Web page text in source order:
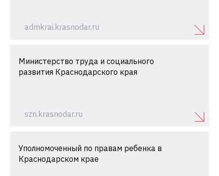
admkrai.krasnodar.ru
Министерство труда и социального
развития Краснодарского края
szn.krasnodar.ru
Уполномоченный по правам ребенка в
Краснодарском крае